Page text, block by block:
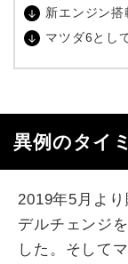
新エンジン
マツダ6とし
異例のタイ
2019年5月よ
デルチェンジ
した。そして